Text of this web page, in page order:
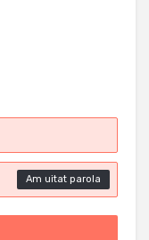
Am uitat parola